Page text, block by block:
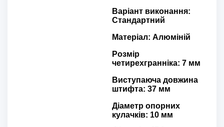
Варіант виконання:
Стандартний
Матеріал: Алюміній
Розмір
четирехгранніка: 7 мм
Виступаюча довжина
штифта: 37 мм
Діаметр опорних
кулачків: 10 мм